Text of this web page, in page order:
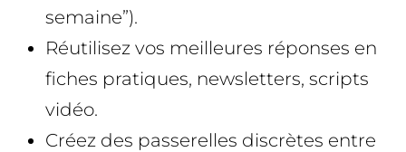
semaine”).
Réutilisez vos meilleures réponses en
fiches pratiques, newsletters, scripts
vidéo.
Créez des passerelles discrètes entre